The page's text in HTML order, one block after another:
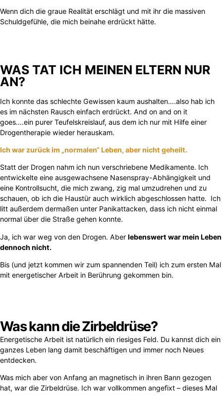
Wenn dich die graue Realität erschlägt und mit ihr die massiven
Schuldgefühle, die mich beinahe erdrückt hätte.
WAS TAT ICH MEINEN ELTERN NUR
AN?
Ich konnte das schlechte Gewissen kaum aushalten….also hab ich
es im nächsten Rausch einfach erdrückt. And on and on it
goes….ein purer Teufelskreislauf, aus dem ich nur mit Hilfe einer
Drogentherapie wieder herauskam.
Ich war zurück im „normalen“ Leben, aber nicht geheilt.
Statt der Drogen nahm ich nun verschriebene Medikamente. Ich
entwickelte eine ausgewachsene Nasenspray-Abhängigkeit und
eine Kontrollsucht, die mich zwang, zig mal umzudrehen und zu
schauen, ob ich die Haustür auch wirklich abgeschlossen hatte. Ich
litt außerdem dermaßen unter Panikattacken, dass ich nicht einmal
normal über die Straße gehen konnte.
Ja, ich war weg von den Drogen. Aber lebenswert war mein Leben
dennoch nicht.
Bis (und jetzt kommen wir zum spannenden Teil) ich zum ersten Mal
mit energetischer Arbeit in Berührung gekommen bin.
Was kann die Zirbeldrüse?
Energetische Arbeit ist natürlich ein riesiges Feld. Du kannst dich ein
ganzes Leben lang damit beschäftigen und immer noch Neues
entdecken.
Was mich aber von Anfang an magnetisch in ihren Bann gezogen
hat, war die Zirbeldrüse. Ich war vollkommen angefixt – dieses Mal